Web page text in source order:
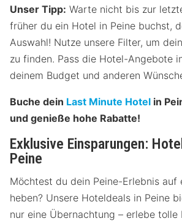
Unser Tipp: Warte nicht bis zur
früher du ein Hotel in Peine buchst,
Auswahl! Nutze unsere Filter, um
zu finden. Pass die Hotel-Angebote
deinem Budget und anderen
Buche dein Last Minute Hotel in
und genieße hohe Rabatte!
Exklusive Einsparungen:
Peine
Möchtest du dein Peine-Erlebnis auf
heben? Unsere Hoteldeals in Peine
nur eine Übernachtung – erlebe tolle